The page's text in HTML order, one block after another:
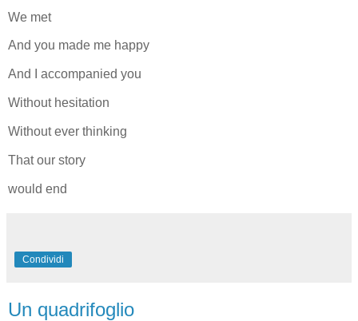
We met
And you made me happy
And I accompanied you
Without hesitation
Without ever thinking
That our story
would end
Condividi
Un quadrifoglio